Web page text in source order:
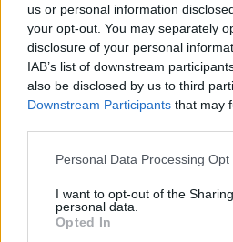
us or personal information
your opt-out. You may separately
disclosure of your personal
IAB’s list of downstream
also be disclosed by us to third
Downstream Participants that may
Please note that this website/app
not limited to your visit or usage
grant or deny consent to Google
use your data for below specified
Personal Data Processing Opt
I want to opt-out of the
personal data.
Opted In